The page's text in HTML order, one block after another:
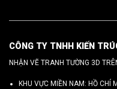
CÔNG TY TNHH KIẾN
NHẬN VẼ TRANH TƯỜNG 3D
KHU VỰC MIỀN NAM: HỒ CHÍ